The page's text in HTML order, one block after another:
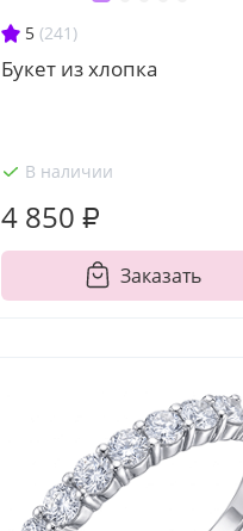
5 (241)
Букет из хлопка
В наличии
4 850 ₽
Заказать